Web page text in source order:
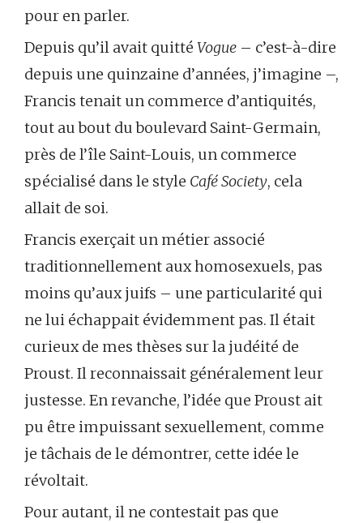
pour en parler.
Depuis qu’il avait quitté Vogue – c’est-à-dire
depuis une quinzaine d’années, j’imagine –,
Francis tenait un commerce d’antiquités,
tout au bout du boulevard Saint-Germain,
près de l’île Saint-Louis, un commerce
spécialisé dans le style Café Society, cela
allait de soi.
Francis exerçait un métier associé
traditionnellement aux homosexuels, pas
moins qu’aux juifs – une particularité qui
ne lui échappait évidemment pas. Il était
curieux de mes thèses sur la judéité de
Proust. Il reconnaissait généralement leur
justesse. En revanche, l’idée que Proust ait
pu être impuissant sexuellement, comme
je tâchais de le démontrer, cette idée le
révoltait.
Pour autant, il ne contestait pas que